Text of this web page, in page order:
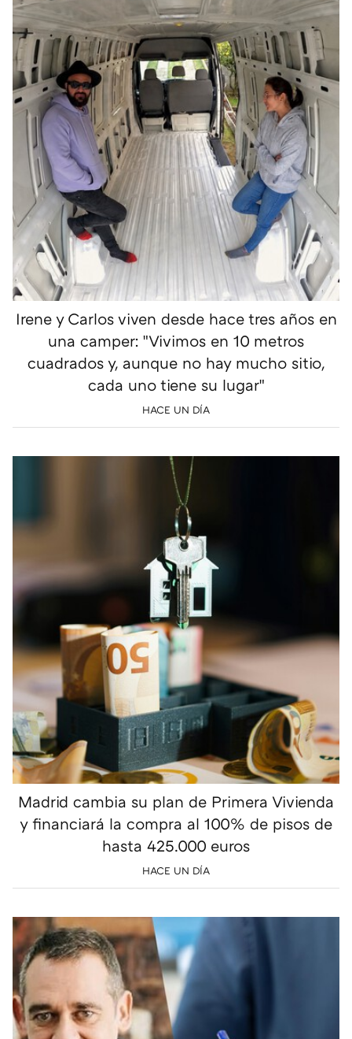
Irene y Carlos viven desde hace tres años en
una camper: "Vivimos en 10 metros
cuadrados y, aunque no hay mucho sitio,
cada uno tiene su lugar"
HACE UN DÍA
Madrid cambia su plan de Primera Vivienda
y financiará la compra al 100% de pisos de
hasta 425.000 euros
HACE UN DÍA